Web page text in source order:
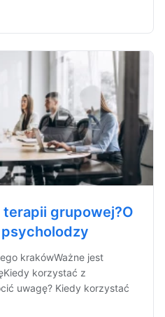
grupowej?O
krakówWażne jest
korzystać z
uwagę? Kiedy korzystać